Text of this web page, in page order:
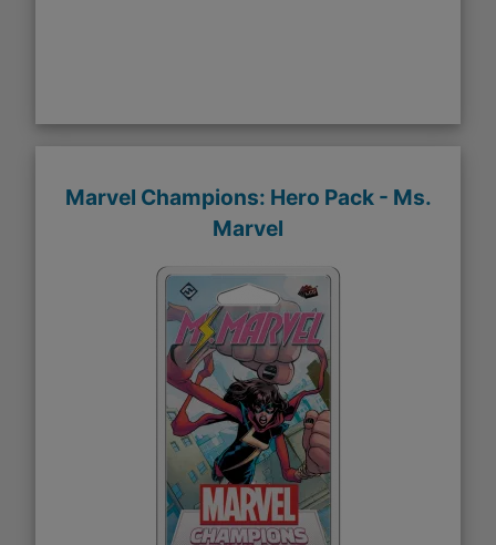
Marvel Champions: Hero Pack - Ms.
Marvel